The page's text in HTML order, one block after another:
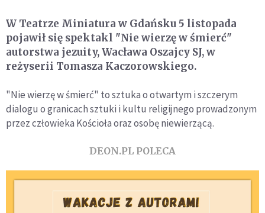
W Teatrze Miniatura w Gdańsku 5 listopada
pojawił się spektakl "Nie wierzę w śmierć"
autorstwa jezuity, Wacława Oszajcy SJ, w
reżyserii Tomasza Kaczorowskiego.
"Nie wierzę w śmierć" to sztuka o otwartym i szczerym
dialogu o granicach sztuki i kultu religijnego prowadzonym
przez człowieka Kościoła oraz osobę niewierzącą.
DEON.PL POLECA